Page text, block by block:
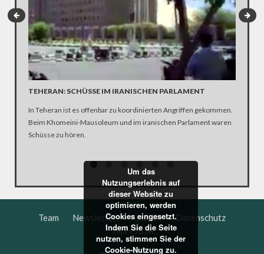
TEHERAN: SCHÜSSE IM IRANISCHEN PARLAMENT
In Teheran ist es offenbar zu koordinierten Angriffen gekommen.
Beim Khomeini-Mausoleum und im iranischen Parlament waren
Schüsse zu hören.
Team Newsletter Kontakt
Datenschutz
Impressum
Um das
Nutzungserlebnis auf
dieser Website zu
optimieren, werden
Cookies eingesetzt.
Indem Sie die Seite
nutzen, stimmen Sie der
Cookie-Nutzung zu.